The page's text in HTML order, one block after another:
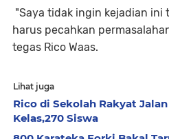
"Saya tidak ingin kejadian ini
harus pecahkan
tegas Rico Waas.
Lihat juga
Rico di Sekolah Rakyat
Kelas,270 Siswa